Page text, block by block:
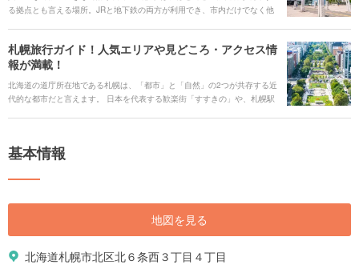
る拠点とも言える場所。JRと地下鉄の両方が利用でき、市内だけでなく他
れ、アパレルショップやレストラン、アミューズメント施設が多数営業し
ているのです。 せっかく札幌駅で電車やバスを使うのであれば、ついでに
の札幌駅の、見どころやおすすめの飲食店、周辺スポットを紹介していき
ます。
札幌旅行ガイド！人気エリアや見どころ・アクセス情
報が満載！
北海道の道庁所在地である札幌は、「都市」と「自然」の2つが共存する近
代的な都市だと言えます。 日本を代表する歓楽街「すすきの」や、札幌駅
自然スポットがあるなど、都市でありながら北海道らしい自然に触れられ
はグルメや歴史の面でも少し風変わりな奥深い土地です。 今回は、札幌の
介します。移動手段やお得なチケット情報もありますので、初めて札幌へ
訪れる人はぜひ参考にしてくださいね。
基本情報
地図を見る
北海道札幌市北区北６条西３丁目４丁目